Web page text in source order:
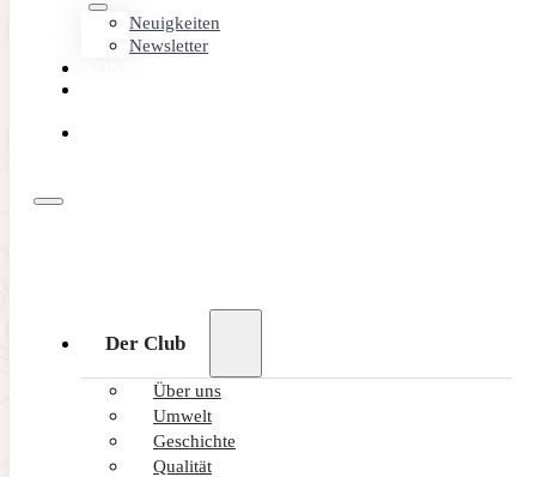
Neuigkeiten
Newsletter
Der Club
Über uns
Umwelt
Geschichte
Qualität